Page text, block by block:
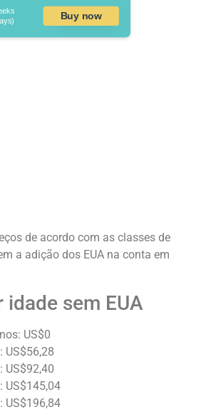
Buy now
de acordo com as classes de
a adição dos EUA na conta em
idade sem EUA
US$0
US$56,28
US$92,40
US$145,04
US$196,84